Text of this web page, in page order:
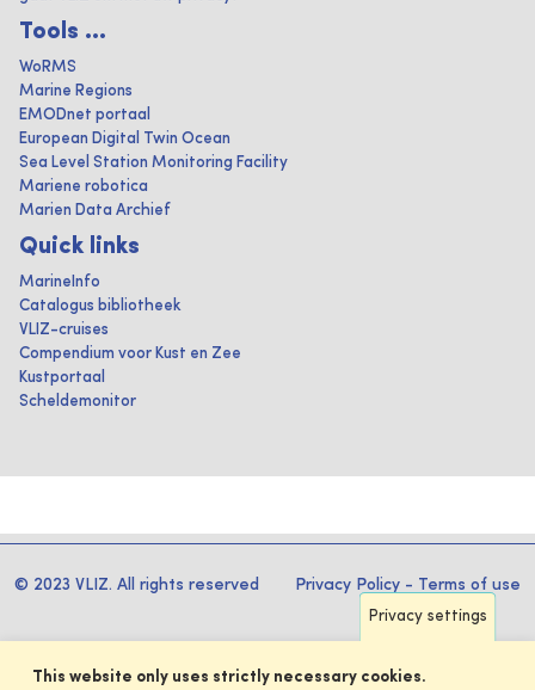
Tools ...
WoRMS
Marine Regions
EMODnet portaal
European Digital Twin Ocean
Sea Level Station Monitoring Facility
Mariene robotica
Marien Data Archief
Quick links
MarineInfo
Catalogus bibliotheek
VLIZ-cruises
Compendium voor Kust en Zee
Kustportaal
Scheldemonitor
© 2023 VLIZ. All rights reserved Privacy Policy - Terms of use
Privacy settings
This website only uses strictly necessary cookies.